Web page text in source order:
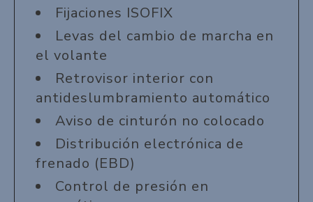
Fijaciones ISOFIX
Levas del cambio de marcha en
el volante
Retrovisor interior con
antideslumbramiento automático
Aviso de cinturón no colocado
Distribución electrónica de
frenado (EBD)
Control de presión en